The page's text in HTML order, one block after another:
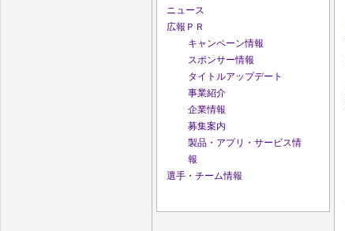
ニュース
広報ＰＲ
キャンペーン情報
スポンサー情報
タイトルアップデート
事業紹介
企業情報
募集案内
製品・アプリ・サービス情
報
選手・チーム情報